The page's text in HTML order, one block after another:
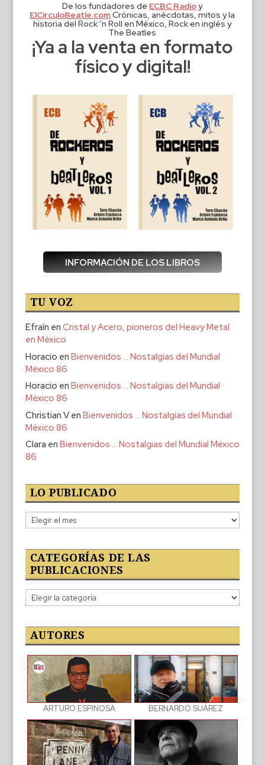
De los fundadores de ECBC Radioy
ElCirculoBeatle.comCrónicas, anécdotas, mitos y la
historia del Rock ‘n Roll en México, Rock en inglés y
The Beatles
¡Ya a la venta en formato
físico y digital!
INFORMACIÓN DE LOS LIBROS
TU VOZ
Efraín en Cristal y Acero, pioneros del Heavy Metal
en México
Horacio en Bienvenidos … Nostalgias del Mundial
México 86
Horacio en Bienvenidos … Nostalgias del Mundial
México 86
Christian Ven Bienvenidos … Nostalgias del Mundial
México 86
Clara en Bienvenidos … Nostalgias del Mundial México
86
LO PUBLICADO
Lo
publicado
CATEGORÍAS DE LAS
PUBLICACIONES
Categorías
de
publicaciones
AUTORES
ARTURO ESPINOSA BERNARDO SUÁREZ